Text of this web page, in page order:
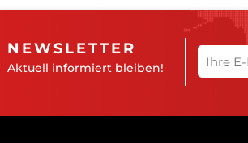
NEWSLETTER
Aktuell informiert bleiben!